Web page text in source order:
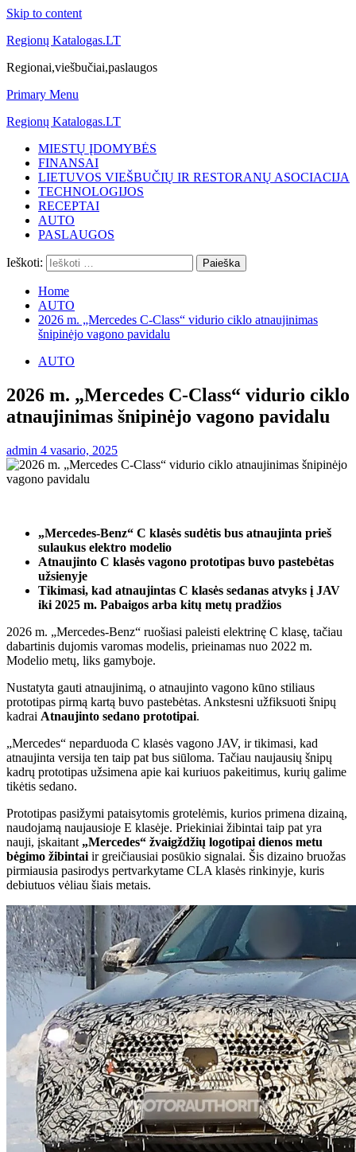
Skip to content
Regionų Katalogas.LT
Regionai,viešbučiai,paslaugos
Primary Menu
Regionų Katalogas.LT
MIESTŲ ĮDOMYBĖS
FINANSAI
LIETUVOS VIEŠBUČIŲ IR RESTORANŲ ASOCIACIJA
TECHNOLOGIJOS
RECEPTAI
AUTO
PASLAUGOS
Ieškoti:
Home
AUTO
2026 m. „Mercedes C-Class“ vidurio ciklo atnaujinimas
šnipinėjo vagono pavidalu
AUTO
2026 m. „Mercedes C-Class“ vidurio ciklo
atnaujinimas šnipinėjo vagono pavidalu
admin 4 vasario, 2025
„Mercedes-Benz“ C klasės sudėtis bus atnaujinta prieš
sulaukus elektro modelio
Atnaujinto C klasės vagono prototipas buvo pastebėtas
užsienyje
Tikimasi, kad atnaujintas C klasės sedanas atvyks į JAV
iki 2025 m. Pabaigos arba kitų metų pradžios
2026 m. „Mercedes-Benz“ ruošiasi paleisti elektrinę C klasę, tačiau
dabartinis dujomis varomas modelis, prieinamas nuo 2022 m.
Modelio metų, liks gamyboje.
Nustatyta gauti atnaujinimą, o atnaujinto vagono kūno stiliaus
prototipas pirmą kartą buvo pastebėtas. Ankstesni užfiksuoti šnipų
kadrai Atnaujinto sedano prototipai.
„Mercedes“ neparduoda C klasės vagono JAV, ir tikimasi, kad
atnaujinta versija ten taip pat bus siūloma. Tačiau naujausių šnipų
kadrų prototipas užsimena apie kai kuriuos pakeitimus, kurių galime
tikėtis sedano.
Prototipas pasižymi pataisytomis grotelėmis, kurios primena dizainą,
naudojamą naujausioje E klasėje. Priekiniai žibintai taip pat yra
nauji, įskaitant „Mercedes“ žvaigždžių logotipai dienos metu
bėgimo žibintai ir greičiausiai posūkio signalai. Šis dizaino bruožas
pirmiausia pasirodys pertvarkytame CLA klasės rinkinyje, kuris
debiutuos vėliau šiais metais.